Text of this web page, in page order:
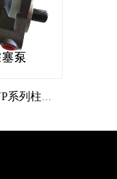
PARKER派克PVP系列柱塞泵